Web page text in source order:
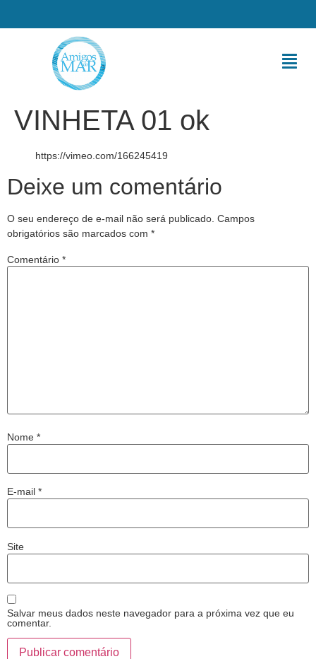
VINHETA 01 ok
https://vimeo.com/166245419
Deixe um comentário
O seu endereço de e-mail não será publicado. Campos
obrigatórios são marcados com *
Comentário *
Nome *
E-mail *
Site
Salvar meus dados neste navegador para a próxima vez que eu
comentar.